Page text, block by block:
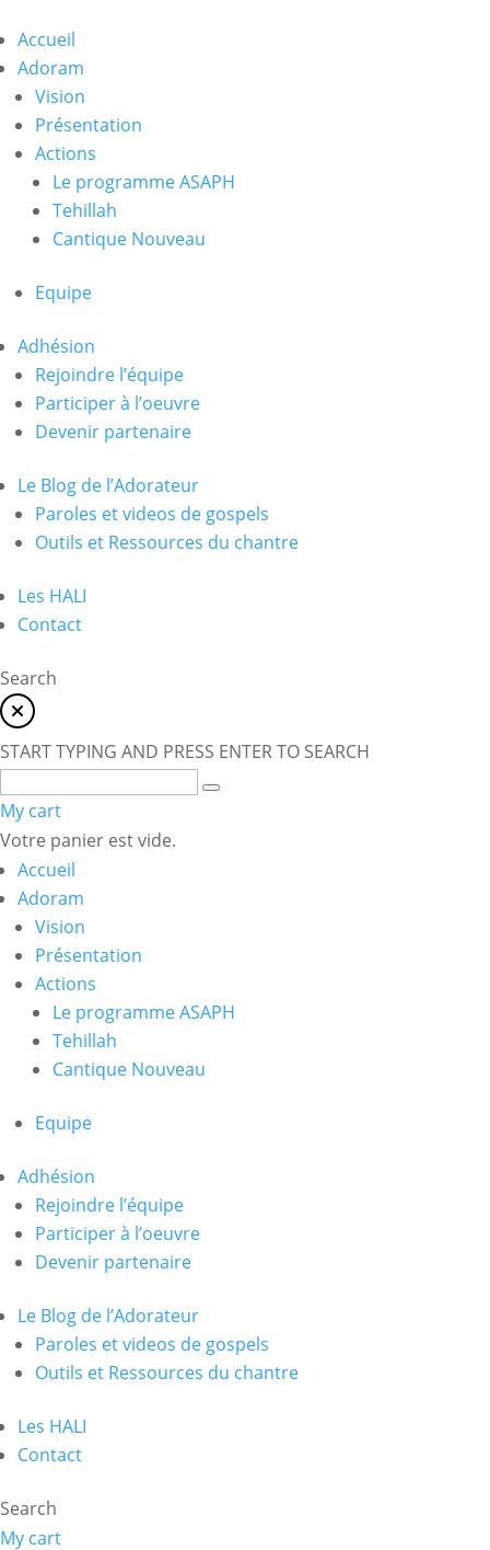
Accueil
Adoram
Vision
Présentation
Actions
Le programme ASAPH
Tehillah
Cantique Nouveau
Equipe
Adhésion
Rejoindre l’équipe
Participer à l’oeuvre
Devenir partenaire
Le Blog de l’Adorateur
Paroles et videos de gospels
Outils et Ressources du chantre
Les HALI
Contact
Search
START TYPING AND PRESS ENTER TO SEARCH
My cart
Votre panier est vide.
Accueil
Adoram
Vision
Présentation
Actions
Le programme ASAPH
Tehillah
Cantique Nouveau
Equipe
Adhésion
Rejoindre l’équipe
Participer à l’oeuvre
Devenir partenaire
Le Blog de l’Adorateur
Paroles et videos de gospels
Outils et Ressources du chantre
Les HALI
Contact
Search
My cart